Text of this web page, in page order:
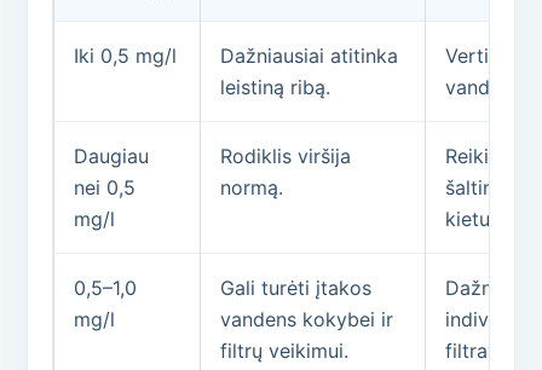
Iki 0,5 mg/l
Dažniausiai atitinka
leistiną ribą.
Vertinti
vandens
Daugiau
nei 0,5
mg/l
Rodiklis viršija
normą.
Reikia
šaltinį,
kietumą ir
0,5–1,0
mg/l
Gali turėti įtakos
vandens kokybei ir
filtrų veikimui.
Dažnai
filtravimo